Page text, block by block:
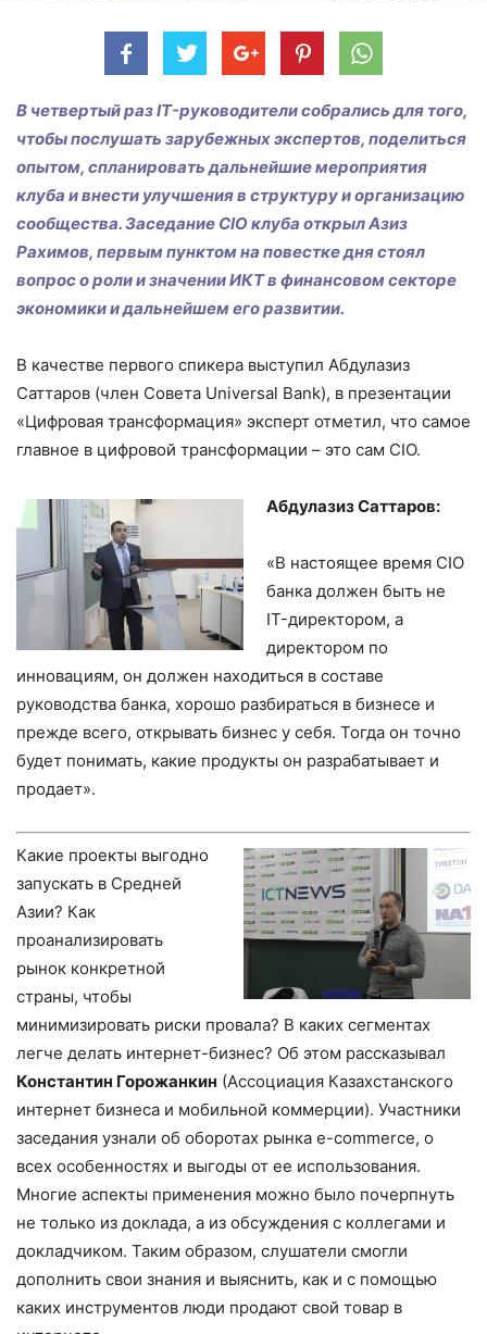
В четвертый раз IT-руководители собрались для того,
чтобы послушать зарубежных экспертов, поделиться
опытом, спланировать дальнейшие мероприятия
клуба и внести улучшения в структуру и организацию
сообщества. Заседание CIO клуба открыл Азиз
Рахимов, первым пунктом на повестке дня стоял
вопрос о роли и значении ИКТ в финансовом секторе
экономики и дальнейшем его развитии.
В качестве первого спикера выступил Абдулазиз
Саттаров (член Совета Universal Bank), в презентации
«Цифровая трансформация» эксперт отметил, что самое
главное в цифровой трансформации – это сам CIO.
Абдулазиз Саттаров:
«В настоящее время CIO
банка должен быть не
IT-директором, а
директором по
инновациям, он должен находиться в составе
руководства банка, хорошо разбираться в бизнесе и
прежде всего, открывать бизнес у себя. Тогда он точно
будет понимать, какие продукты он разрабатывает и
продает».
Какие проекты выгодно
запускать в Средней
Азии? Как
проанализировать
рынок конкретной
страны, чтобы
минимизировать риски провала? В каких сегментах
легче делать интернет-бизнес? Об этом рассказывал
Константин Горожанкин (Ассоциация Казахстанского
интернет бизнеса и мобильной коммерции). Участники
заседания узнали об оборотах рынка e-commerce, о
всех особенностях и выгоды от ее использования.
Многие аспекты применения можно было почерпнуть
не только из доклада, а из обсуждения с коллегами и
докладчиком. Таким образом, слушатели смогли
дополнить свои знания и выяснить, как и с помощью
каких инструментов люди продают свой товар в